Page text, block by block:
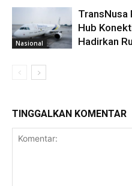
Nasional
TransNusa
Hub
Hadirkan
TINGGALKAN KOMENTAR